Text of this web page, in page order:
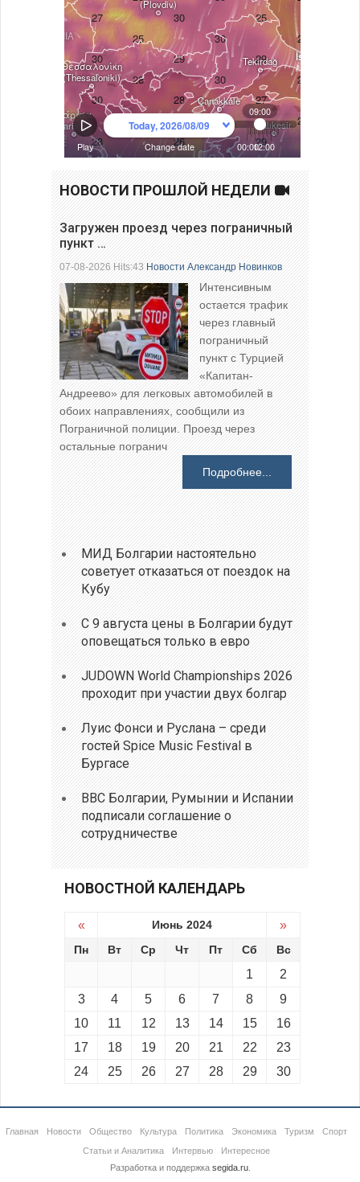
НОВОСТИ ПРОШЛОЙ НЕДЕЛИ
Загружен проезд через пограничный
пункт …
07-08-2026 Hits:43Новости Александр Новинков
Интенсивным
остается трафик
через главный
пограничный
пункт с Турцией
«Капитан-
Андреево» для легковых автомобилей в
обоих направлениях, сообщили из
Пограничной полиции. Проезд через
остальные погранич
Подробнее...
МИД Болгарии настоятельно
советует отказаться от поездок на
Кубу
С 9 августа цены в Болгарии будут
оповещаться только в евро
JUDOWN World Championships 2026
проходит при участии двух болгар
Луис Фонси и Руслана – среди
гостей Spice Music Festival в
Бургасе
ВВС Болгарии, Румынии и Испании
подписали соглашение о
сотрудничестве
НОВОСТНОЙ КАЛЕНДАРЬ
« Июнь 2024 »
Пн Вт Ср Чт Пт Сб Вс
1
2
3
4 5 6 7 8
9
10
11 12 13 14 15
16
17
18 19 20 21 22
23
24
25 26 27 28 29 30
Главная Новости Общество Культура Политика Экономика Туризм
Спорт
Статьи и Аналитика
Интервью
Интересное
Разработка и поддержка segida.ru.